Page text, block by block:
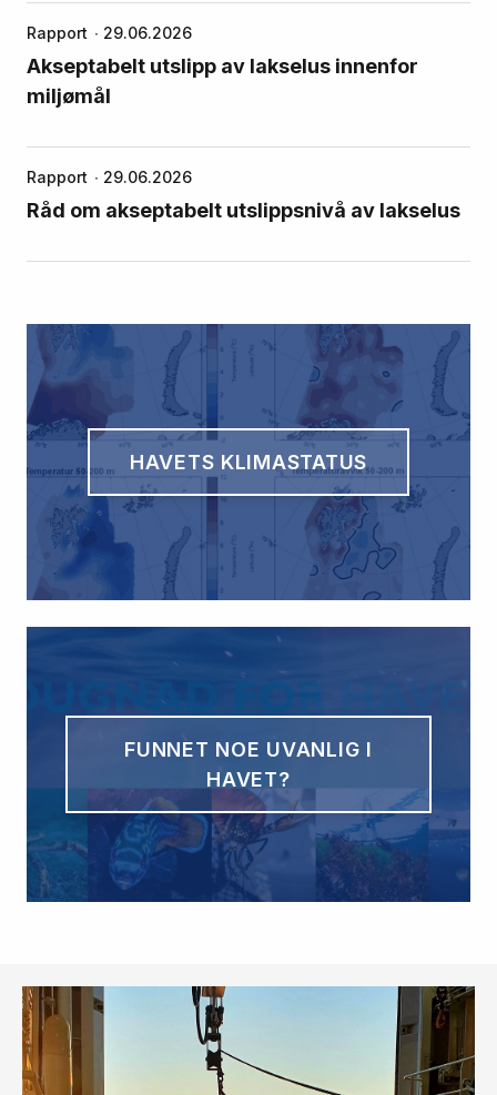
Rapport 29.06.2026
Akseptabelt utslipp av lakselus innenfor
miljømål
Rapport 29.06.2026
Råd om akseptabelt utslippsnivå av lakselus
HAVETS KLIMASTATUS
FUNNET NOE UVANLIG I
HAVET?